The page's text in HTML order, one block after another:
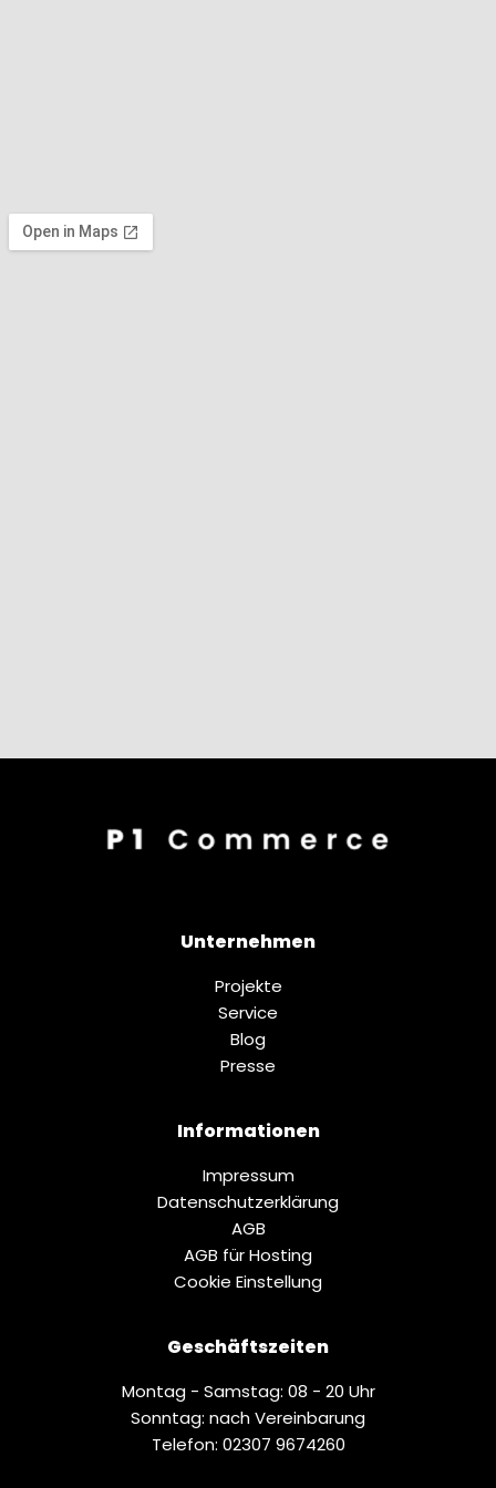
Unternehmen
Projekte
Service
Blog
Presse
Informationen
Impressum
Datenschutz­erklärung
AGB
AGB für Hosting
Cookie Einstellung
Geschäftszeiten
Montag - Samstag: 08 - 20 Uhr
Sonntag: nach Vereinbarung
Telefon: 02307 9674260